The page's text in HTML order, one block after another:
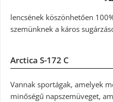
lencsének köszönhetően
szemünknek a káros
Arctica S-172 C
Vannak sportágak, amelyek
minőségű napszemüveget,